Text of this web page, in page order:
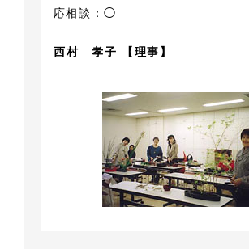
応相談：◯
西村 孝子 【理事】